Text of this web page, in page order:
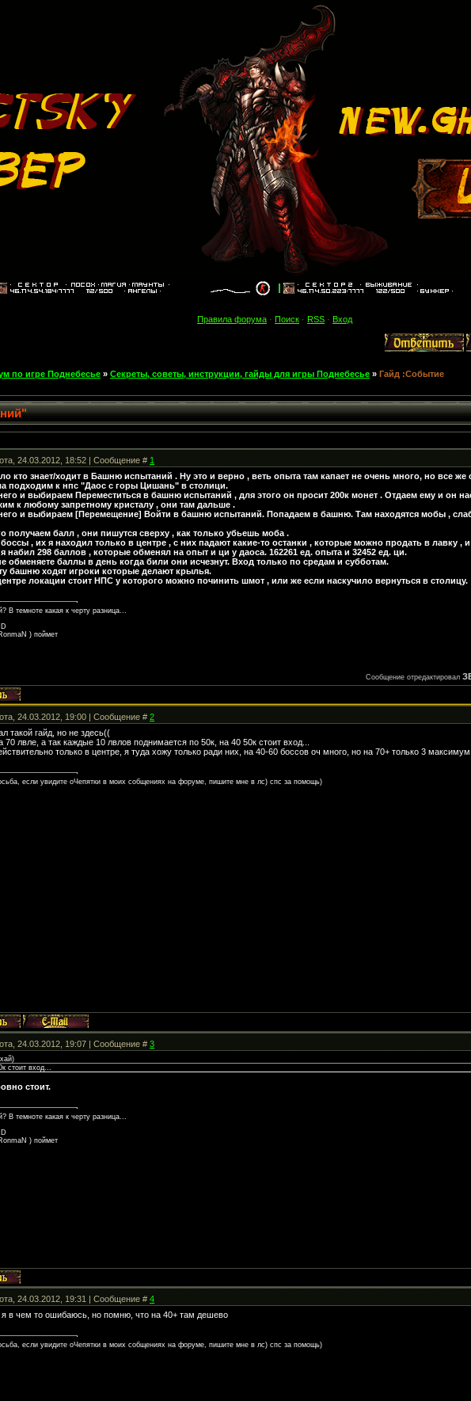
Правила форума · Поиск · RSS · Вход
по игре Поднебесье » Секреты, советы, инструкции, гайды для игры Поднебесье » Гайд :Событие
24.03.2012, 18:52 | Сообщение #1
кто знает/ходит в Башню испытаний . Ну это и верно , веть опыта там капает не очень много, но все
подходим к нпс "Даос с горы Цишань" в столици.
и выбираем Переместиться в башню испытаний , для этого он просит 200к монет . Отдаем ему и он
к любому запретному кристалу , они там дальше .
и выбираем [Перемещение] Войти в башню испытаний. Попадаем в башню. Там находятся мобы ,
получаем балл , они пишутся сверху , как только убьешь моба .
, их я находил только в центре , с них падают какие-то останки , которые можно продать в лавку ,
набил 298 баллов , которые обменял на опыт и ци у даоса. 162261 ед. опыта и 32452 ед. ци.
обменяете баллы в день когда били они исчезнут. Вход только по средам и субботам.
башню ходят игроки которые делают крылья.
локации стоит НПС у которого можно починить шмот , или же если наскучило вернуться в столицу.
В темноте какая к черту разница...
) поймет
Сообщение отредактировал
24.03.2012, 19:00 | Сообщение #2
такой гайд, но не здесь((
70 лвле, а так каждые 10 лвлов поднимается по 50к, на 40 50к стоит вход...
только в центре, я туда хожу только ради них, на 40-60 боссов оч много, но на 70+ только 3
если увидите оЧепятки в моих собщениях на форуме, пишите мне в лс) спс за помощь)
24.03.2012, 19:07 | Сообщение #3
)
стоит вход...
стоит.
В темноте какая к черту разница...
) поймет
24.03.2012, 19:31 | Сообщение #4
в чем то ошибаюсь, но помню, что на 40+ там дешево
если увидите оЧепятки в моих собщениях на форуме, пишите мне в лс) спс за помощь)